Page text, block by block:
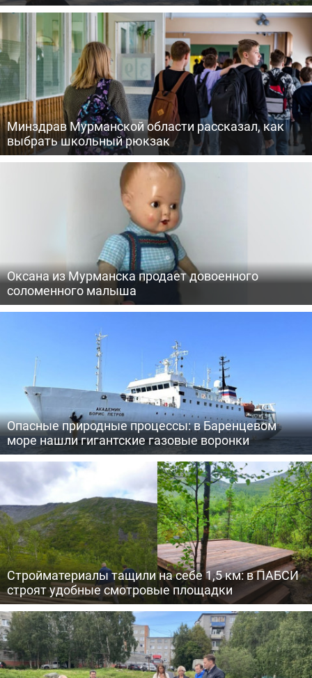
Минздрав Мурманской области рассказал, как
выбрать школьный рюкзак
Оксана из Мурманска продает довоенного
соломенного малыша
Опасные природные процессы: в Баренцевом
море нашли гигантские газовые воронки
Стройматериалы тащили на себе 1,5 км: в ПАБСИ
строят удобные смотровые площадки